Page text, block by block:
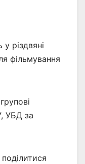
у різдвяні
фільмування
УБД за